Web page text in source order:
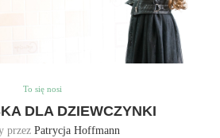
To się nosi
DLA DZIEWCZYNKI
przez Patrycja Hoffmann